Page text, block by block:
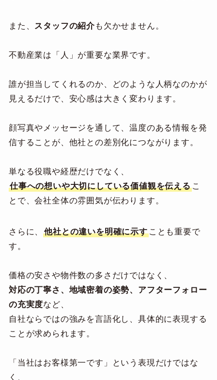
また、 スタッフの紹介も欠かせません。
不動産業は「人」が重要な業界です。
誰が担当してくれるのか、どのような人柄なのかが
見えるだけで、安心感は大きく変わります。
顔写真やメッセージを通して、温度のある情報を発
信することが、他社との差別化につながります。
単なる役職や経歴だけでなく、
仕事への想いや大切にしている価値観を伝えるこ
とで、会社全体の雰囲気が伝わります。
さらに、他社との違いを明確に示すことも重要で
す。
価格の安さや物件数の多さだけではなく、
対応の丁寧さ、地域密着の姿勢、アフターフォロー
の充実度など、
自社ならではの強みを言語化し、具体的に表現する
ことが求められます。
「当社はお客様第一です」という表現だけではな
く、